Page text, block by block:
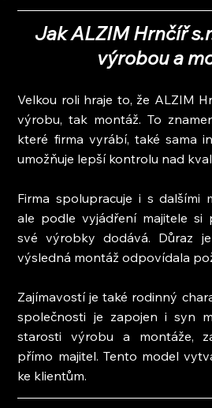
Jak ALZIM Hrnčíř
výrobou a
Velkou roli hraje to, že ALZIM
výrobu, tak montáž. To
které firma vyrábí, také sama
umožňuje lepší kontrolu nad
Firma spolupracuje i s dalšími
ale podle vyjádření majitele si
své výrobky dodává. Důraz
výsledná montáž odpovídala
Zajímavostí je také rodinný
společnosti je zapojen i syn
starosti výrobu a montáže,
přímo majitel. Tento model
ke klientům.